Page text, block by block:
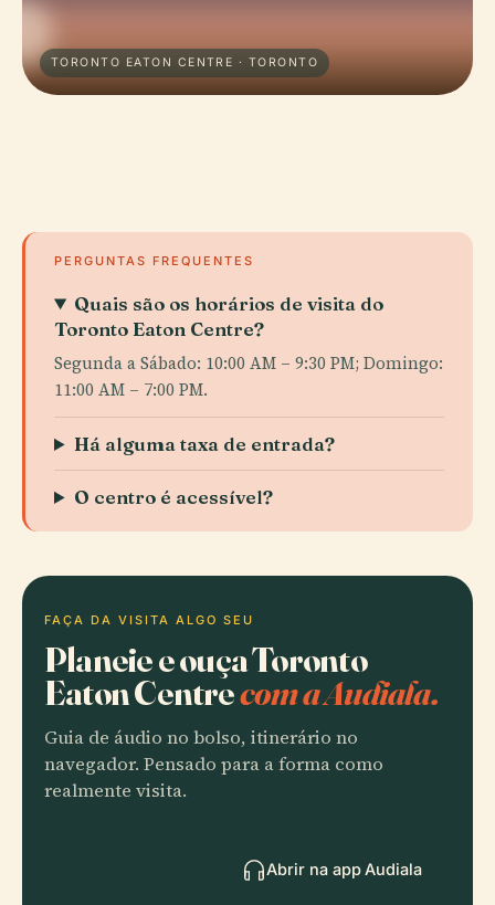
TORONTO EATON CENTRE · TORONTO
PERGUNTAS FREQUENTES
Quais são os horários de visita do
Toronto Eaton Centre?
Segunda a Sábado: 10:00 AM – 9:30 PM; Domingo:
11:00 AM – 7:00 PM.
Há alguma taxa de entrada?
O centro é acessível?
FAÇA DA VISITA ALGO SEU
Planeie e ouça Toronto
Eaton Centrecom a Audiala.
Guia de áudio no bolso, itinerário no
navegador. Pensado para a forma como
realmente visita.
Abrir na app Audiala